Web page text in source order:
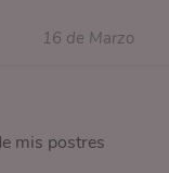
16 de Marzo
mis postres